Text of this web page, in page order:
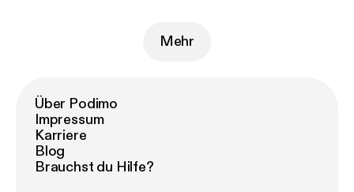
Mehr
Über Podimo
Impressum
Karriere
Blog
Brauchst du Hilfe?